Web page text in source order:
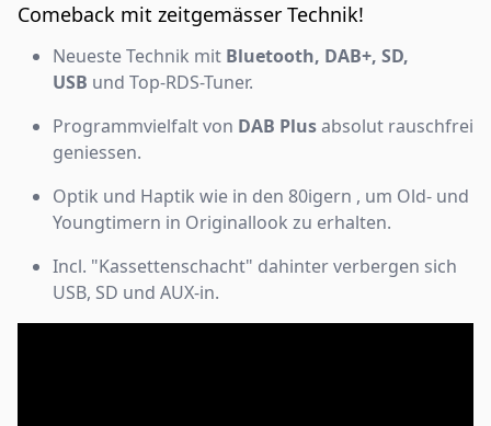
Comeback mit zeitgemässer Technik!
Neueste Technik mit Bluetooth, DAB+, SD,
USB und Top-RDS-Tuner.
Programmvielfalt von DAB Plusabsolut rauschfrei
geniessen.
Optik und Haptik wie in den 80igern , um Old- und
Youngtimern in Originallook zu erhalten.
Incl. "Kassettenschacht" dahinter verbergen sich
USB, SD und AUX-in.